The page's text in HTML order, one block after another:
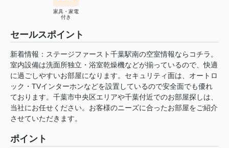
家具・家電
付き
セールスポイント
新着情報：ステージファースト千葉駅南の空室情報ならコチラ。
室内設備は洗面所独立・浴室乾燥機などが揃っているので、快適
に過ごしやすいお部屋になります。セキュリティ面は、オートロ
ック・TVインターホンなどを設置しているので安全面でも優れ
ております。千葉市中央区エリアや千葉付近でのお部屋探しは、
当社にお任せください。お客様のニーズに合ったお部屋をご紹介
させていただきます。
ポイント